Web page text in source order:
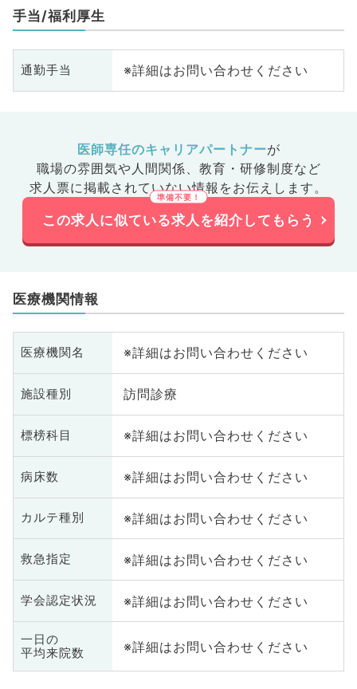
手当/福利厚生
通勤手当 ※詳細はお問い合わせください
医師専任のキャリアパートナーが
職場の雰囲気や人間関係、 教育・研修制度など
求人票に掲載されていない情報をお伝えします。
この求人に似ている求人を紹介してもらう
医療機関情報
医療機関名 ※詳細はお問い合わせください
施設種別 訪問診療
標榜科目 ※詳細はお問い合わせください
病床数 ※詳細はお問い合わせください
カルテ種別 ※詳細はお問い合わせください
救急指定 ※詳細はお問い合わせください
学会認定状況 ※詳細はお問い合わせください
一日の
平均来院数
※詳細はお問い合わせください